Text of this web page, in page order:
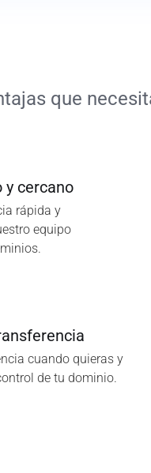
que
y cercano
rápida y
equipo
cuando quieras y
de tu dominio.